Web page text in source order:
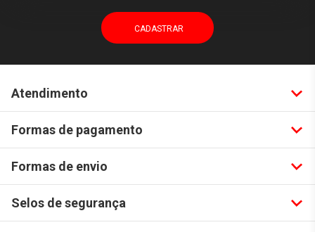
Atendimento
Formas de pagamento
Formas de envio
Selos de segurança